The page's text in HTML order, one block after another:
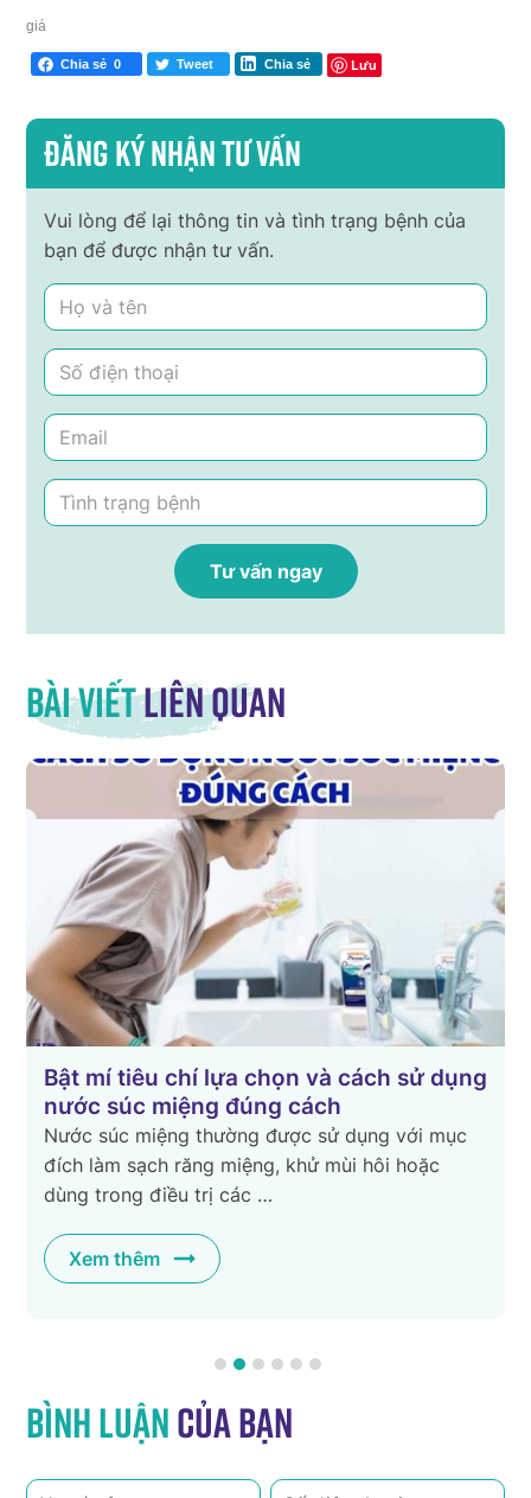
giá
Chia sẻ 0 Tweet Chia sẻ Lưu
Đăng ký nhận tư vấn
Vui lòng để lại thông tin và tình trạng bệnh của
bạn để được nhận tư vấn.
Bài viếtliên quan
Bật mí tiêu chí lựa chọn và cách sử dụng
nước súc miệng đúng cách
Nước súc miệng thường được sử dụng với mục
đích làm sạch răng miệng, khử mùi hôi hoặc
dùng trong điều trị các …
Xem thêm
Bình luậncủa bạn